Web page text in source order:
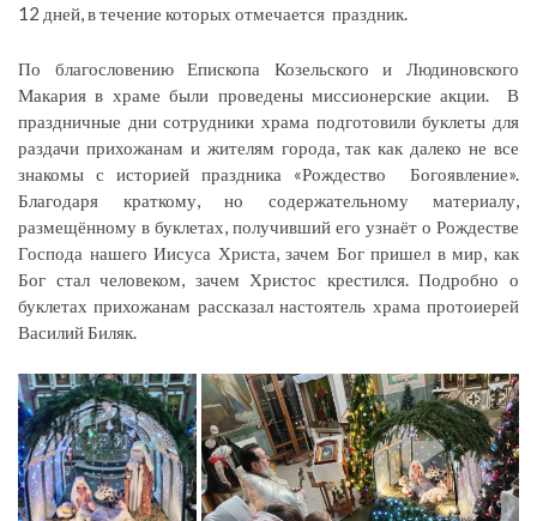
12 дней, в течение которых отмечается праздник.
По благословению Епископа Козельского и Людиновского
Макария в храме были проведены миссионерские акции. В
праздничные дни сотрудники храма подготовили буклеты для
раздачи прихожанам и жителям города, так как далеко не все
знакомы с историей праздника «Рождество Богоявление».
Благодаря краткому, но содержательному материалу,
размещённому в буклетах, получивший его узнаёт о Рождестве
Господа нашего Иисуса Христа, зачем Бог пришел в мир, как
Бог стал человеком, зачем Христос крестился. Подробно о
буклетах прихожанам рассказал настоятель храма протоиерей
Василий Биляк.